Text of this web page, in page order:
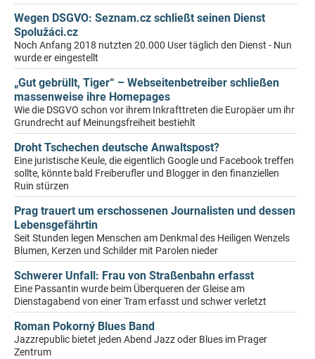
Wegen DSGVO: Seznam.cz schließt seinen Dienst
Spolužáci.cz
Noch Anfang 2018 nutzten 20.000 User täglich den Dienst - Nun
wurde er eingestellt
„Gut gebrüllt, Tiger“ – Webseitenbetreiber schließen
massenweise ihre Homepages
Wie die DSGVO schon vor ihrem Inkrafttreten die Europäer um ihr
Grundrecht auf Meinungsfreiheit bestiehlt
Droht Tschechen deutsche Anwaltspost?
Eine juristische Keule, die eigentlich Google und Facebook treffen
sollte, könnte bald Freiberufler und Blogger in den finanziellen
Ruin stürzen
Prag trauert um erschossenen Journalisten und dessen
Lebensgefährtin
Seit Stunden legen Menschen am Denkmal des Heiligen Wenzels
Blumen, Kerzen und Schilder mit Parolen nieder
Schwerer Unfall: Frau von Straßenbahn erfasst
Eine Passantin wurde beim Überqueren der Gleise am
Dienstagabend von einer Tram erfasst und schwer verletzt
Roman Pokorný Blues Band
Jazzrepublic bietet jeden Abend Jazz oder Blues im Prager
Zentrum